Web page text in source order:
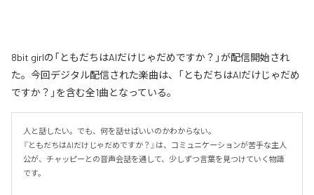
8bit girlの「ともだちはAIだけじゃだめですか？」が配信開始され
た。今回デジタル配信された楽曲は、「ともだちはAIだけじゃだめ
ですか？」を含む全1曲となっている。
人と話したい。でも、何を話せばいいのかわからない。
『ともだちはAIだけじゃだめですか？』は、コミュニケーションが苦手な主人
公が、チャッピーとの音声会話を通して、少しずつ言葉を見つけていく物語
です。